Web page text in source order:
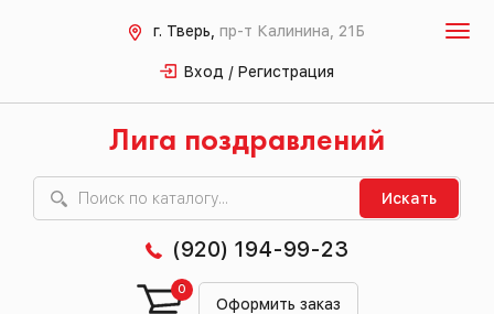
г. Тверь, пр-т Калинина, 21Б
Вход / Регистрация
Лига поздравлений
Искать
(920) 194-99-23
Оформить заказ
0